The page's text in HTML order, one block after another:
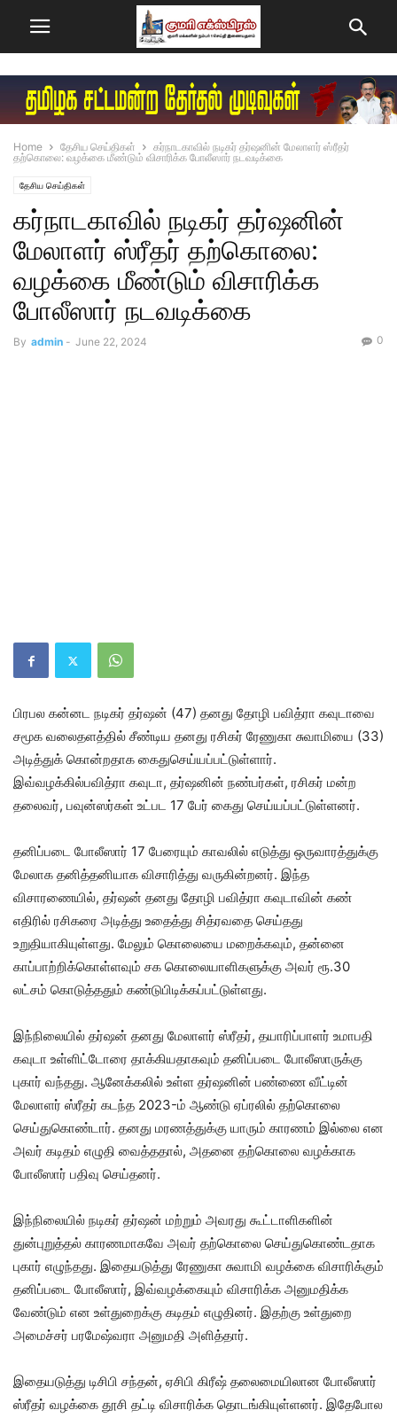
Home தேசிய செய்திகள்
கர்நாடகாவில் நடிகர் தர்ஷனின் மேலாளர் ஸ்ரீதர்
தற்கொலை: வழக்கை மீண்டும் விசாரிக்க போலீஸார் நடவடிக்கை
தேசிய செய்திகள்
கர்நாடகாவில் நடிகர் தர்ஷனின்
மேலாளர் ஸ்ரீதர் தற்கொலை:
வழக்கை மீண்டும் விசாரிக்க
போலீஸார் நடவடிக்கை
By admin - June 22, 2024 0
பிரபல க‌ன்னட நடிகர் தர்ஷன் (47) தனது தோழி பவித்ரா கவுடாவை
சமூக வலைதளத்தில் சீண்டிய தனது ரசிகர் ரேணுகா சுவாமியை (33)
அடித்துக் கொன்றதாக கைதுசெய்யப்பட்டுள்ளார்.
இவ்வழக்கில்பவித்ரா கவுடா, தர்ஷனின் நண்பர்கள், ரசிகர் மன்ற
தலைவர், பவுன்ஸர்கள் உட்பட 17 பேர் கைது செய்யப்பட்டுள்ளனர்.
தனிப்படை போலீஸார் 17 பேரையும் காவலில் எடுத்து ஒருவாரத்துக்கு
மேலாக தனித்தனியாக விசாரித்து வருகின்றனர். இந்த
விசாரணையில், தர்ஷன் தனது தோழி பவித்ரா கவுடாவின் கண்
எதிரில் ரசிகரை அடித்து உதைத்து சித்ரவதை செய்தது
உறுதியாகியுள்ளது. மேலும் கொலையை மறைக்கவும், தன்னை
காப்பாற்றிக்கொள்ளவும் சக கொலையாளிகளுக்கு அவர் ரூ.30
லட்சம் கொடுத்ததும் கண்டுபிடிக்கப்பட்டுள்ளது.
இந்நிலையில் தர்ஷன் தனது மேலாளர் ஸ்ரீதர், தயாரிப்பாளர் உமாபதி
கவுடா உள்ளிட்டோரை தாக்கிய‌தாகவும் தனிப்படை போலீஸாருக்கு
புகார் வந்தது. ஆனேக்கலில் உள்ள தர்ஷனின் பண்ணை வீட்டின்
மேலாளர் ஸ்ரீதர் கடந்த 2023-ம் ஆண்டு ஏப்ரலில் தற்கொலை
செய்துகொண்டார். தனது மரணத்துக்கு யாரும் காரணம் இல்லை என
அவர் கடிதம் எழுதி வைத்ததால், அதனை தற்கொலை வழக்காக
போலீஸார் பதிவு செய்தனர்.
இந்நிலையில் நடிகர் தர்ஷன் மற்றும் அவரது கூட்டாளிகளின்
துன்புறுத்தல் காரணமாகவே அவர் தற்கொலை செய்துகொண்டதாக
புகார் எழுந்தது. இதையடுத்து ரேணுகா சுவாமி வழக்கை விசாரிக்கும்
தனிப்படை போலீஸார், இவ்வழக்கையும் விசாரிக்க அனுமதிக்க
வேண்டும் என உள்துறைக்கு கடிதம் எழுதினர். இதற்கு உள்துறை
அமைச்சர் பரமேஷ்வரா அனுமதி அளித்தார்.
இதையடுத்து டிசிபி சந்தன், ஏசிபி கிரீஷ் தலைமையிலான போலீஸார்
ஸ்ரீதர் வழக்கை தூசி தட்டி விசாரிக்க தொடங்கியுள்ளனர். இதேபோல